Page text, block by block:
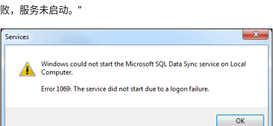
败，服务未启动。”